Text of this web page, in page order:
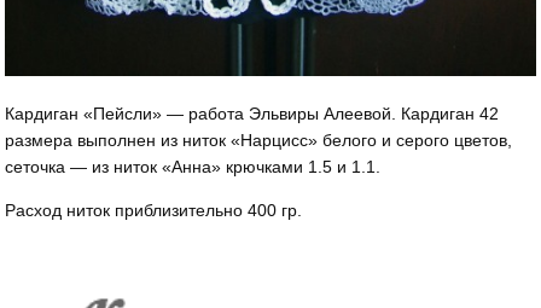
Кардиган «Пейсли» — работа Эльвиры Алеевой. Кардиган 42
размера выполнен из ниток «Нарцисс» белого и серого цветов,
сеточка — из ниток «Анна» крючками 1.5 и 1.1.
Расход ниток приблизительно 400 гр.